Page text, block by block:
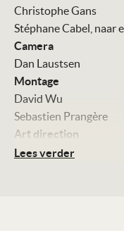
Christophe Gans
Stéphane Cabel, naar
Camera
Dan Laustsen
Montage
David Wu
Sebastien Prangère
Art direction
Guy-Claude François
Lees verder